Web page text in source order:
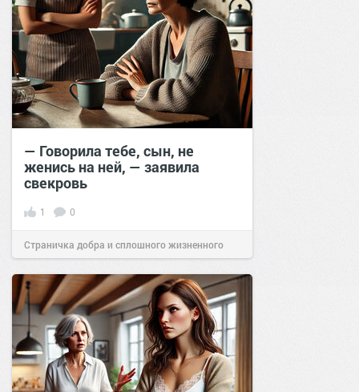
— Говорила тебе, сын, не
женись на ней, — заявила
свекровь
1 0
Страничка добра и сплошного жизненного
позитива!21:0011 фев 2025